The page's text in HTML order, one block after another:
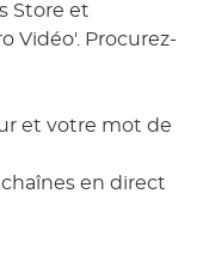
Store et
Vidéo'. Procurez-
et votre mot de
en direct